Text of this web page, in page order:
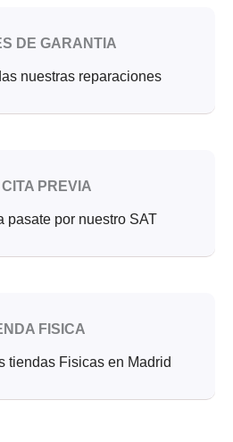
DE GARANTIA
nuestras reparaciones
PREVIA
pasate por nuestro SAT
FISICA
tiendas Fisicas en Madrid